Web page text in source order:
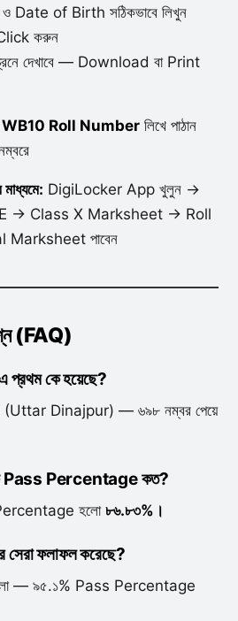
Date of Birth সঠিকভাবে লিখুন
করুন
দেখাবে — Download বা Print
WB10 Roll Numberলিখে পাঠান
DigiLocker App খুলুন →
→ Class X Marksheet → Roll
পাবেন
(FAQ)
প্রথম কে হয়েছে?
Dinajpur) — ৬৯৮ নম্বর পেয়ে
Pass Percentage কত?
হলো ৮৬.৮৩%।
ফলাফল করেছে?
— ৯৫.১% Pass Percentage